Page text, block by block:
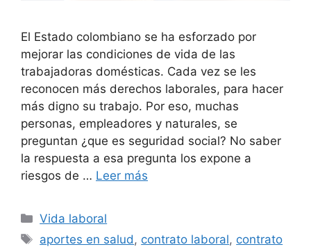
El Estado colombiano se ha esforzado por
mejorar las condiciones de vida de las
trabajadoras domésticas. Cada vez se les
reconocen más derechos laborales, para hacer
más digno su trabajo. Por eso, muchas
personas, empleadores y naturales, se
preguntan ¿que es seguridad social? No saber
la respuesta a esa pregunta los expone a
riesgos de … Leer más
Categorías
Vida laboral
Etiquetas
aportes en salud , contrato laboral, contrato